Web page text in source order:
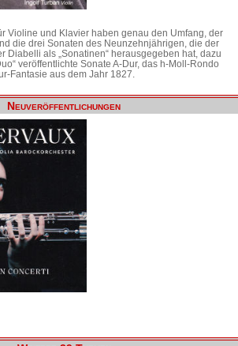
Violine und Klavier haben genau den Umfang, der
die drei Sonaten des Neunzehnjährigen, die der
Diabelli als „Sonatinen“ herausgegeben hat, dazu
veröffentlichte Sonate A-Dur, das h-Moll-Rondo
Fantasie aus dem Jahr 1827.
Neuveröffentlichungen